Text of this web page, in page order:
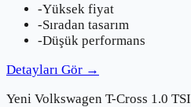
-Yüksek fiyat
-Sıradan tasarım
-Düşük performans
Detayları Gör →
Yeni Volkswagen T-Cross 1.0 TSI